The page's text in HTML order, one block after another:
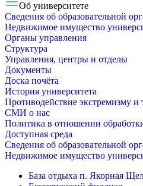
Об университете
Сведения об образовательной
Недвижимое имущество
Органы управления
Структура
Управления, центры и отделы
Документы
Доска почёта
История университета
Противодействие экстремизму и
СМИ о нас
Политика в отношении
Доступная среда
Сведения об образовательной
Недвижимое имущество
База отдыха п. Якорная